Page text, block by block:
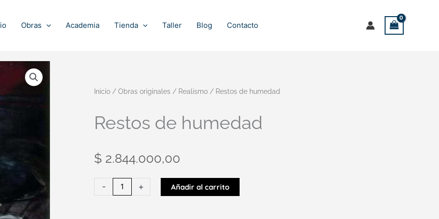
Obras Academia Tienda Taller Blog Contacto
Inicio / Obras originales / Realismo / Restos de humedad
Restos de humedad
$ 2.844.000,00
- + Añadir al carrito